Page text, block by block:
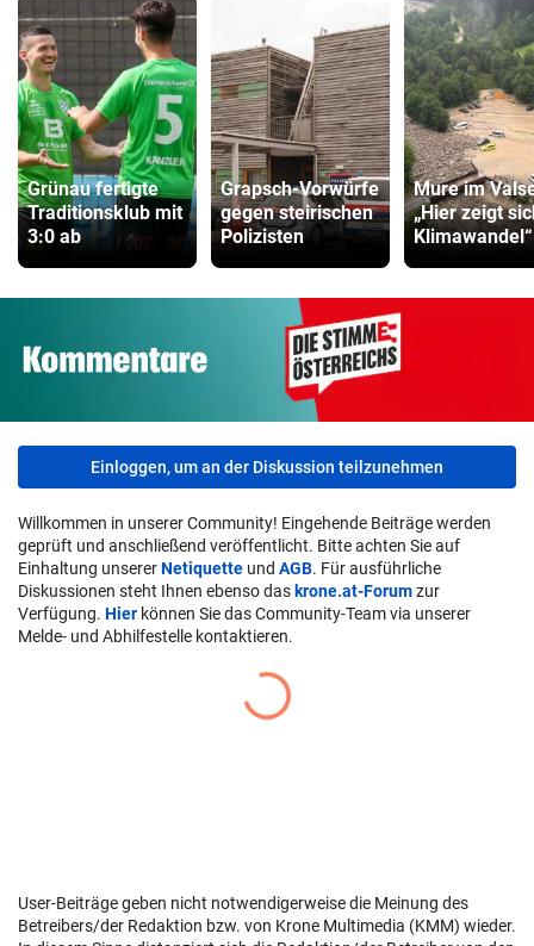
Fahrradanhänger Vergleich
ZUM VERGLEICH
Faszienrolle Vergleich
ZUM VERGLEICH
Hoverboard Vergleich
ZUM VERGLEICH
Grünau fertigte
Traditionsklub mit
3:0 ab
Grapsch-Vorwürfe
gegen steirischen
Polizisten
Mure im
„Hier zeigt
Klimawandel“
Einloggen, um an der Diskussion teilzunehmen
Willkommen in unserer Community! Eingehende Beiträge werden
geprüft und anschließend veröffentlicht. Bitte achten Sie auf
Einhaltung unsererNetiquette und AGB. Für ausführliche
Diskussionen steht Ihnen ebenso das krone.at-Forumzur
Verfügung. Hier können Sie das Community-Team via unserer
Melde- und Abhilfestelle kontaktieren.
User-Beiträge geben nicht notwendigerweise die Meinung des
Betreibers/der Redaktion bzw. von Krone Multimedia (KMM) wieder.